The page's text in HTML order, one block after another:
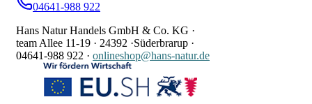
04641-988 922
Hans Natur Handels GmbH & Co. KG ·
team Allee 11-19 · 24392 ·Süderbrarup ·
04641-988 922 · onlineshop@hans-natur.de